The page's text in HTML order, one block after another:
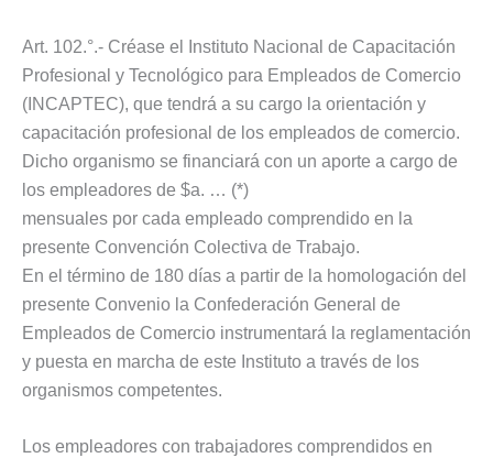
Art. 102.°.- Créase el Instituto Nacional de Capacitación
Profesional y Tecnológico para Empleados de Comercio
(INCAPTEC), que tendrá a su cargo la orientación y
capacitación profesional de los empleados de comercio.
Dicho organismo se financiará con un aporte a cargo de
los empleadores de $a. … (*)
mensuales por cada empleado comprendido en la
presente Convención Colectiva de Trabajo.
En el término de 180 días a partir de la homologación del
presente Convenio la Confederación General de
Empleados de Comercio instrumentará la reglamentación
y puesta en marcha de este Instituto a través de los
organismos competentes.
Los empleadores con trabajadores comprendidos en